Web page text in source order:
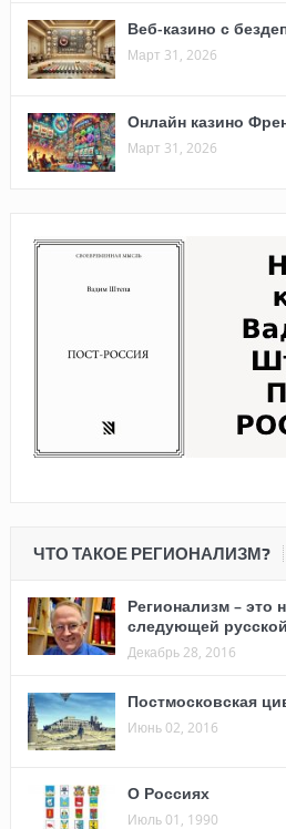
Веб-казино с
Март 31, 2026
Онлайн казино
Март 31, 2026
ЧТО ТАКОЕ РЕГИОНАЛИЗМ?
Регионализм – это
следующей
Декабрь 28, 2016
Постмосковская
Июнь 02, 2016
О Россиях
Июль 01, 1990